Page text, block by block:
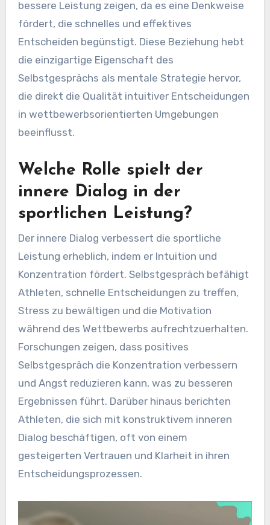
bessere Leistung zeigen, da es eine Denkweise
fördert, die schnelles und effektives
Entscheiden begünstigt. Diese Beziehung hebt
die einzigartige Eigenschaft des
Selbstgesprächs als mentale Strategie hervor,
die direkt die Qualität intuitiver Entscheidungen
in wettbewerbsorientierten Umgebungen
beeinflusst.
Welche Rolle spielt der
innere Dialog in der
sportlichen Leistung?
Der innere Dialog verbessert die sportliche
Leistung erheblich, indem er Intuition und
Konzentration fördert. Selbstgespräch befähigt
Athleten, schnelle Entscheidungen zu treffen,
Stress zu bewältigen und die Motivation
während des Wettbewerbs aufrechtzuerhalten.
Forschungen zeigen, dass positives
Selbstgespräch die Konzentration verbessern
und Angst reduzieren kann, was zu besseren
Ergebnissen führt. Darüber hinaus berichten
Athleten, die sich mit konstruktivem inneren
Dialog beschäftigen, oft von einem
gesteigerten Vertrauen und Klarheit in ihren
Entscheidungsprozessen.